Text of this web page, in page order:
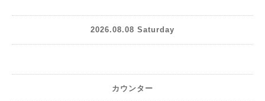
2026.08.08 Saturday
カウンター